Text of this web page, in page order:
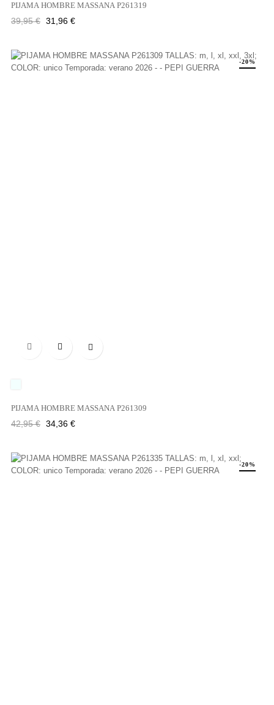
PIJAMA HOMBRE MASSANA P261319
Precio
39,95 € Precio
31,96 €

PIJAMA HOMBRE MASSANA P261309
Precio
42,95 €
-20%
Precio
34,36 €
-20%